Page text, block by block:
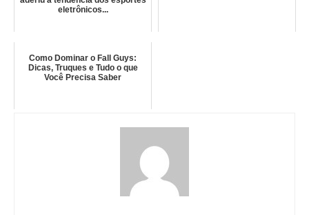
eletrônicos...
Como Dominar o Fall Guys:
Dicas, Truques e Tudo o que
Você Precisa Saber